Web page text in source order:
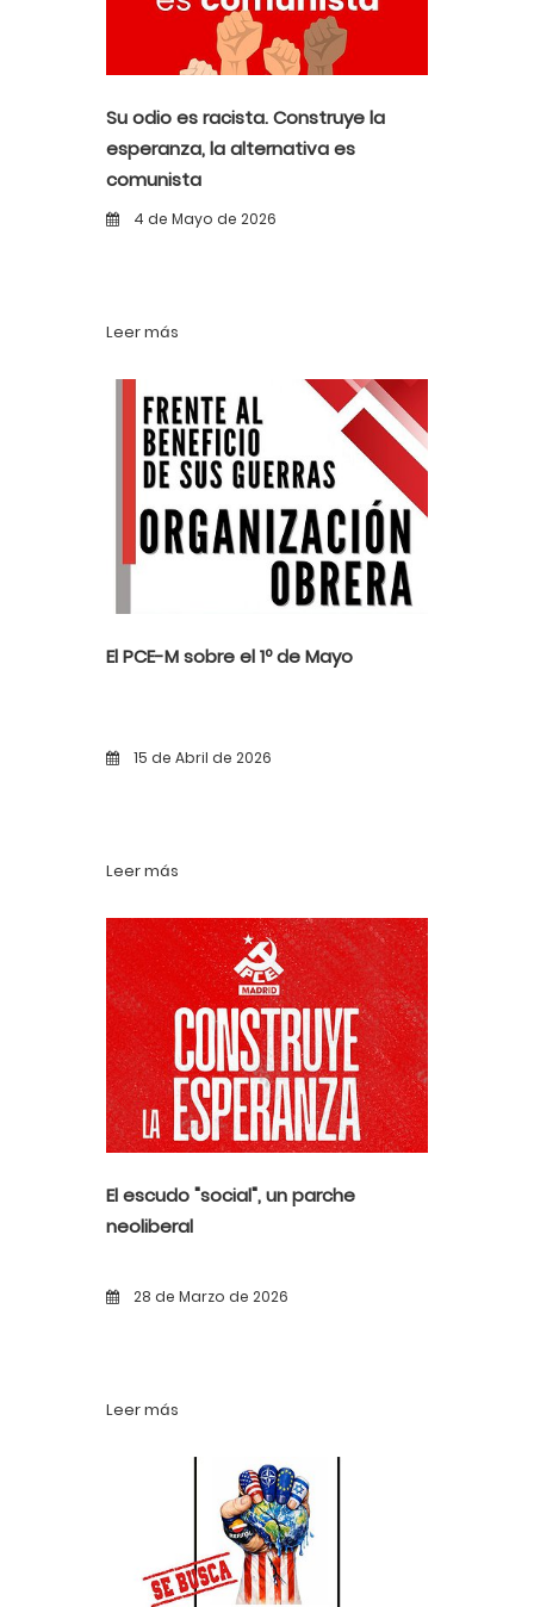
Su odio es racista. Construye la
esperanza, la alternativa es
comunista
4 de Mayo de 2026
Leer más
El PCE-M sobre el 1º de Mayo
15 de Abril de 2026
Leer más
El escudo "social", un parche
neoliberal
28 de Marzo de 2026
Leer más